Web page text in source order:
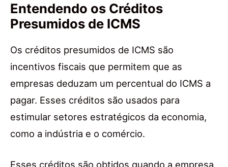
Entendendo os Créditos
Presumidos de ICMS
Os créditos presumidos de ICMS são
incentivos fiscais que permitem que as
empresas deduzam um percentual do ICMS a
pagar. Esses créditos são usados para
estimular setores estratégicos da economia,
como a indústria e o comércio.
Esses créditos são obtidos quando a empresa